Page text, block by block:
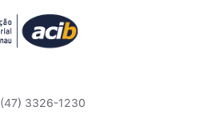
(47) 3326-1230